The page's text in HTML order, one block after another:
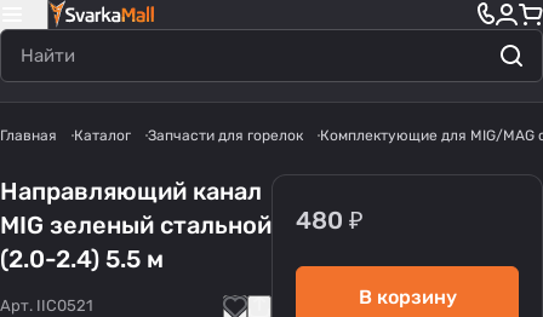
Главная Каталог Запчасти для горелок Комплектующие для MIG/MAG
Направляющий канал
MIG зеленый стальной
(2.0-2.4) 5.5 м
Арт. IIC0521
480 ₽
В корзину